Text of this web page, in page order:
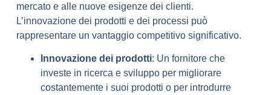
mercato e alle nuove esigenze dei clienti.
L’innovazione dei prodotti e dei processi può
rappresentare un vantaggio competitivo significativo.
Innovazione dei prodotti: Un fornitore che
investe in ricerca e sviluppo per migliorare
costantemente i suoi prodotti o per introdurre